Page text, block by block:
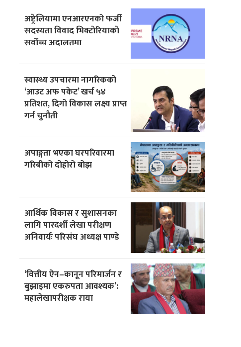
अष्ट्रेलियामा एनआरएनको फर्जी
सदस्यता विवाद भिक्टाेरियाकाे
सर्वोच्च अदालतमा
स्वास्थ्य उपचारमा नागरिकको
‘आउट अफ पकेट’ खर्च ५४
प्रतिशत, दिगो विकास लक्ष्य प्राप्त
गर्न चुनौती
अपाङ्गता भएका घरपरिवारमा
गरिबीको दोहोरो बोझ
आर्थिक विकास र सुशासनका
लागि पारदर्शी लेखा परीक्षण
अनिवार्यः परिसंघ अध्यक्ष पाण्डे
‘वित्तीय ऐन–कानून परिमार्जन र
बुझाइमा एकरुपता आवश्यक’:
महालेखापरीक्षक राया